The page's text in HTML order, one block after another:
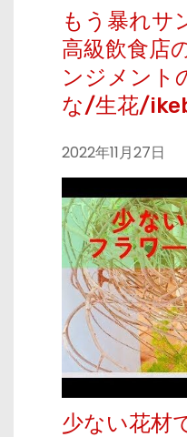
もう暴れサ
高級飲食店
ンジメント
な/生花/
2022年11月27日
少ない花材